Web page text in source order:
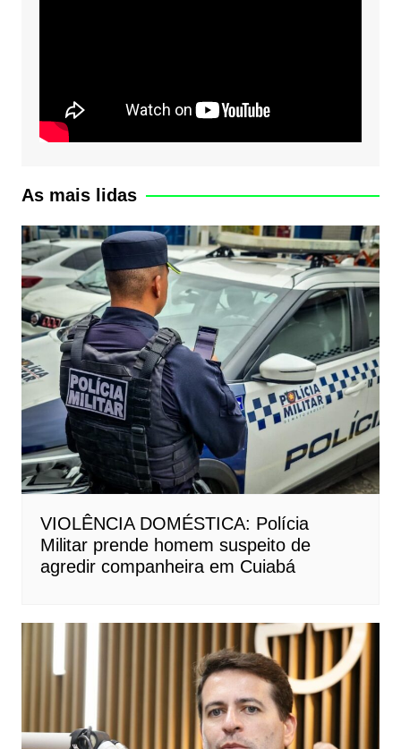
As mais lidas
VIOLÊNCIA DOMÉSTICA: Polícia
Militar prende homem suspeito de
agredir companheira em Cuiabá